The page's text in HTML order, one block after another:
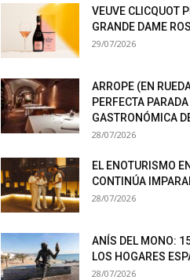
VEUVE CLICQUOT
GRANDE DAME
29/07/2026
ARROPE (EN
PERFECTA PARADA
GASTRONÓMICA
28/07/2026
EL ENOTURISMO
CONTINÚA
28/07/2026
ANÍS DEL MONO:
LOS HOGARES
28/07/2026